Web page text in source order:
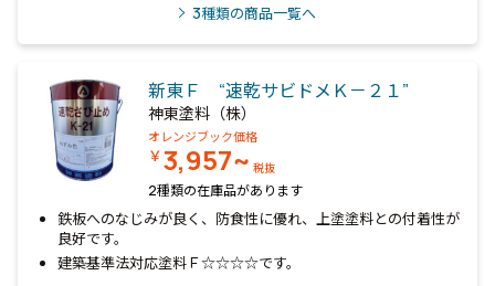
3種類の商品一覧へ
新東Ｆ “速乾サビドメＫ－２１”
神東塗料（株）
オレンジブック価格
￥3,957~ 税抜
2種類の在庫品があります
鉄板へのなじみが良く、防食性に優れ、上塗塗料との付着性が
良好です。
建築基準法対応塗料Ｆ☆☆☆☆です。